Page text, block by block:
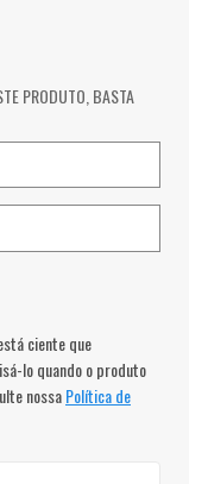
PRODUTO, BASTA
ciente que
lo quando o produto
nossaPolítica de